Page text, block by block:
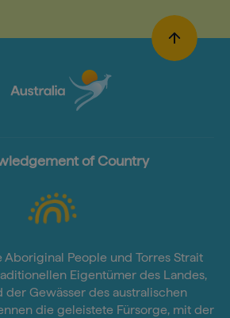
of Country
People und Torres Strait
Eigentümer des Landes,
Gewässer des australischen
die geleistete Fürsorge, mit der